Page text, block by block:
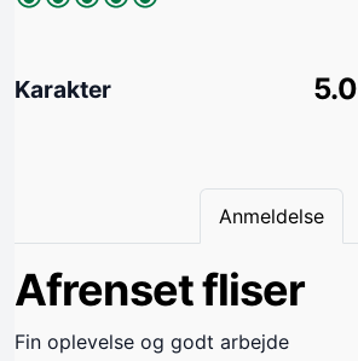
Karakter 5.0
Anmeldelse
Afrenset fliser
Fin oplevelse og godt arbejde